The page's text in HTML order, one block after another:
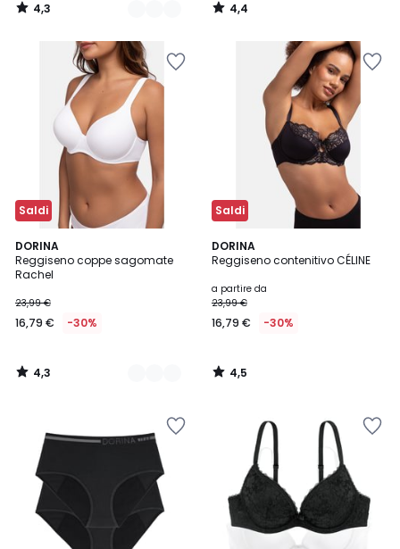
4,3
/
4,4
/
Saldi
DORINA
Reggiseno coppe sagomate
Rachel
23,99 €
16,79 € -30%
4,3
/ 5
2
Colori
4,3
/
Saldi
DORINA
Reggiseno contenitivo CÉLINE
a partire da
23,99 €
16,79 € -30%
4,5
/ 5
4,5
/